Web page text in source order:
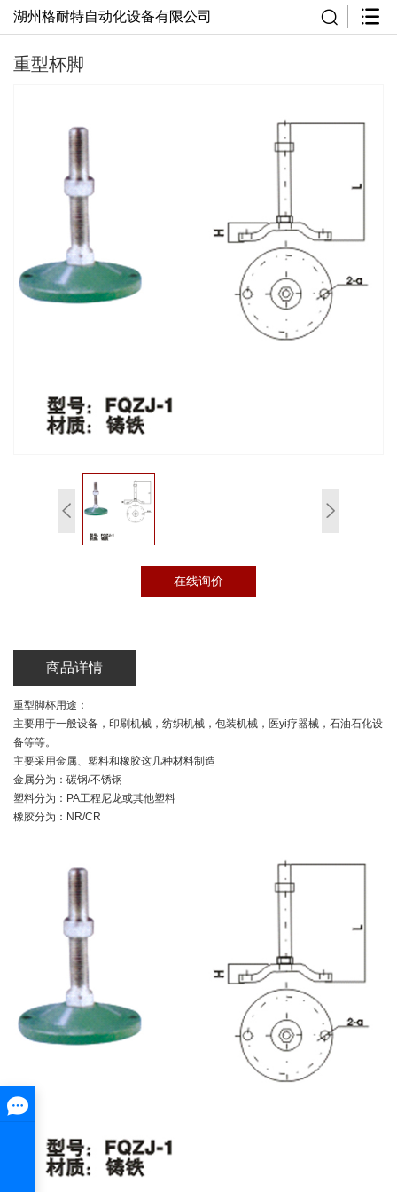
湖州格耐特自动化设备有限公司
重型杯脚
在线询价
商品详情
重型脚杯用途：
主要用于一般设备，印刷机械，纺织机械，包装机械，医yi疗器械，石油石化设
备等等。
主要采用金属、塑料和橡胶这几种材料制造
金属分为：碳钢/不锈钢
塑料分为：PA工程尼龙或其他塑料
橡胶分为：NR/CR